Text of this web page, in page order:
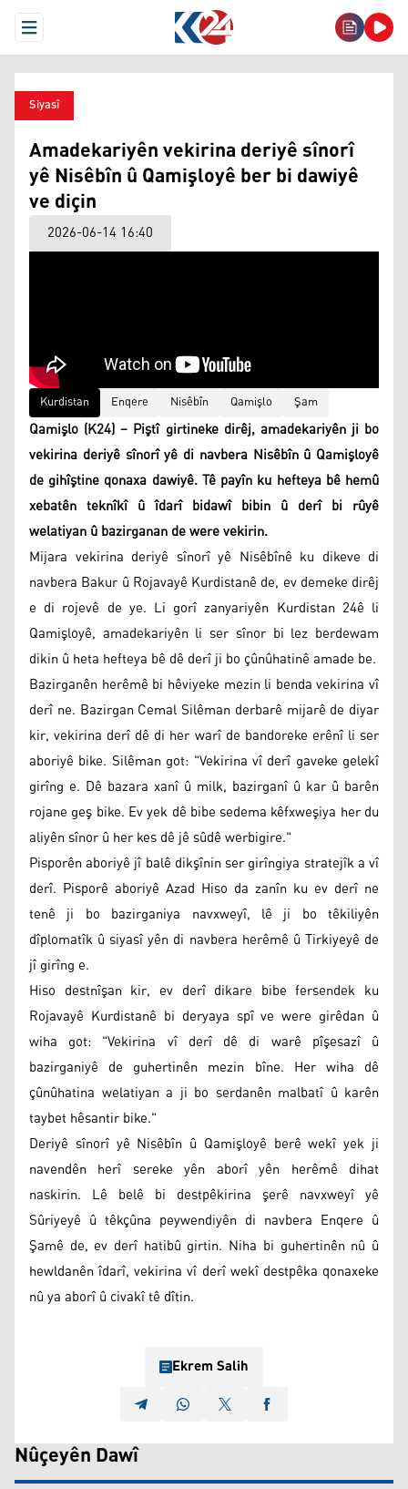
Open Menu
Siyasî
Amadekariyên vekirina deriyê sînorî
yê Nisêbîn û Qamişloyê ber bi dawiyê
ve diçin
2026-06-14 16:40
Kurdistan Enqere Nisêbîn Qamişlo Şam
Qamişlo (K24) – Piştî girtineke dirêj, amadekariyên ji bo
vekirina deriyê sînorî yê di navbera Nisêbîn û Qamişloyê
de gihîştine qonaxa dawiyê. Tê payîn ku hefteya bê hemû
xebatên teknîkî û îdarî bidawî bibin û derî bi rûyê
welatiyan û bazirganan de were vekirin.
Mijara vekirina deriyê sînorî yê Nisêbînê ku dikeve di
navbera Bakur û Rojavayê Kurdistanê de, ev demeke dirêj
e di rojevê de ye. Li gorî zanyariyên Kurdistan 24ê li
Qamişloyê, amadekariyên li ser sînor bi lez berdewam
dikin û heta hefteya bê dê derî ji bo çûnûhatinê amade be.
Bazirganên herêmê bi hêviyeke mezin li benda vekirina vî
derî ne. Bazirgan Cemal Silêman derbarê mijarê de diyar
kir, vekirina derî dê di her warî de bandoreke erênî li ser
aboriyê bike. Silêman got: "Vekirina vî derî gaveke gelekî
girîng e. Dê bazara xanî û milk, bazirganî û kar û barên
rojane geş bike. Ev yek dê bibe sedema kêfxweşiya her du
aliyên sînor û her kes dê jê sûdê werbigire."
Pisporên aboriyê jî balê dikşînin ser girîngiya stratejîk a vî
derî. Pisporê aboriyê Azad Hiso da zanîn ku ev derî ne
tenê ji bo bazirganiya navxweyî, lê ji bo têkiliyên
dîplomatîk û siyasî yên di navbera herêmê û Tirkiyeyê de
jî girîng e.
Hiso destnîşan kir, ev derî dikare bibe fersendek ku
Rojavayê Kurdistanê bi deryaya spî ve were girêdan û
wiha got: "Vekirina vî derî dê di warê pîşesazî û
bazirganiyê de guhertinên mezin bîne. Her wiha dê
çûnûhatina welatiyan a ji bo serdanên malbatî û karên
taybet hêsantir bike."
Deriyê sînorî yê Nisêbîn û Qamişloyê berê wekî yek ji
navendên herî sereke yên aborî yên herêmê dihat
naskirin. Lê belê bi destpêkirina şerê navxweyî yê
Sûriyeyê û têkçûna peywendiyên di navbera Enqere û
Şamê de, ev derî hatibû girtin. Niha bi guhertinên nû û
hewldanên îdarî, vekirina vî derî wekî destpêka qonaxeke
nû ya aborî û civakî tê dîtin.
Ekrem Salih
Nûçeyên Dawî